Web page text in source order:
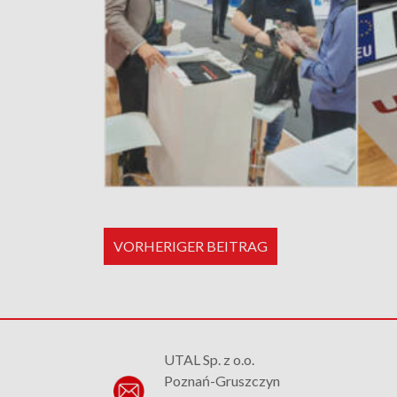
VORHERIGER BEITRAG
UTAL Sp. z o.o.
Poznań-Gruszczyn